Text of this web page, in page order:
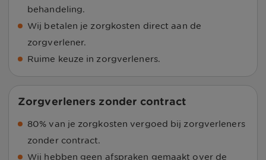
behandeling.
Wij betalen je zorgkosten direct aan de
zorgverlener.
Ruime keuze in zorgverleners.
Zorgverleners zonder contract
80% van je zorgkosten vergoed bij zorgverleners
zonder contract.
Wij hebben geen afspraken gemaakt over de